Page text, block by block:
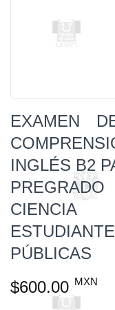
EXAMEN
INGLÉS B2
CIENCIA
PÚBLICAS
$600.00 MXN